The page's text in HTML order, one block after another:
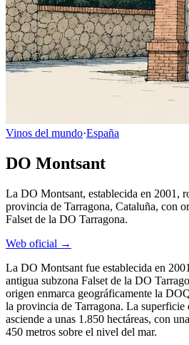
Vinos del mundo·España
DO Montsant
La DO Montsant, establecida en 2001,
provincia de Tarragona, Cataluña, con
Falset de la DO Tarragona.
Web oficial →
La DO Montsant fue establecida en
antigua subzona Falset de la DO
origen enmarca geográficamente la
la provincia de Tarragona. La superficie
asciende a unas 1.850 hectáreas, con
450 metros sobre el nivel del mar.